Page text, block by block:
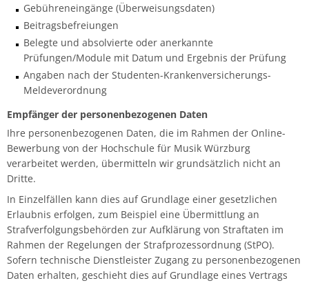
Gebühreneingänge (Überweisungsdaten)
Beitragsbefreiungen
Belegte und absolvierte oder anerkannte
Prüfungen/Module mit Datum und Ergebnis der Prüfung
Angaben nach der Studenten-Krankenversicherungs-
Meldeverordnung
Empfänger der personenbezogenen Daten
Ihre personenbezogenen Daten, die im Rahmen der Online-
Bewerbung von der Hochschule für Musik Würzburg
verarbeitet werden, übermitteln wir grundsätzlich nicht an
Dritte.
In Einzelfällen kann dies auf Grundlage einer gesetzlichen
Erlaubnis erfolgen, zum Beispiel eine Übermittlung an
Strafverfolgungsbehörden zur Aufklärung von Straftaten im
Rahmen der Regelungen der Strafprozessordnung (StPO).
Sofern technische Dienstleister Zugang zu personenbezogenen
Daten erhalten, geschieht dies auf Grundlage eines Vertrags